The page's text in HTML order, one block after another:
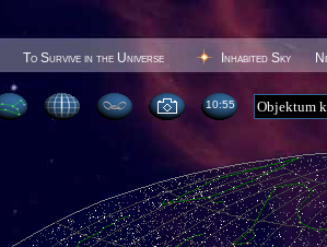
To Survive in the Universe Inhabited Sky
10 55